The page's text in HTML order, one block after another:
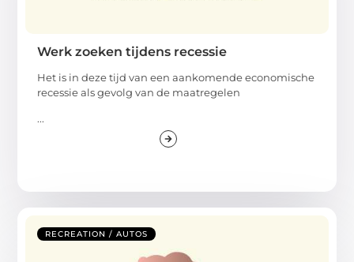
Werk zoeken tijdens recessie
Het is in deze tijd van een aankomende economische
recessie als gevolg van de maatregelen
...
RECREATION / AUTOS